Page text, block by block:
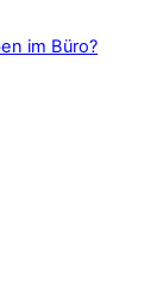
im Büro?